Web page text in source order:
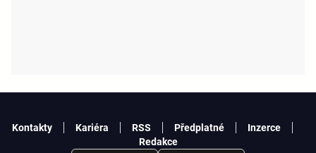
Kontakty Kariéra RSS Předplatné
Inzerce
Redakce